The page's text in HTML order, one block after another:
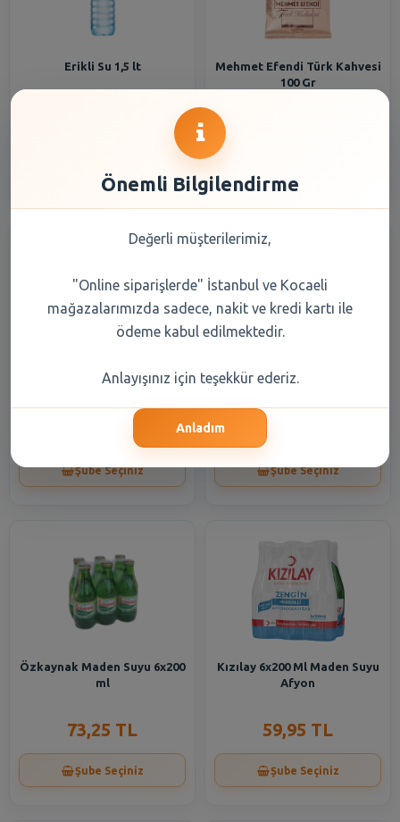
Erikli Su 1,5 lt
Mehmet Efendi Türk Kahvesi
100 Gr
gr
Şube Seçiniz Şube Seçiniz
Özkaynak Maden Suyu 6x200
ml
73,25 TL
Şube Seçiniz
Kızılay 6x200 Ml Maden Suyu
Afyon
59,95 TL
Şube Seçiniz
Önemli Bilgilendirme
Değerli müşterilerimiz,
"Online siparişlerde" İstanbul ve Kocaeli
mağazalarımızda sadece, nakit ve kredi kartı ile
ödeme kabul edilmektedir.
Anlayışınız için teşekkür ederiz.
Anladım